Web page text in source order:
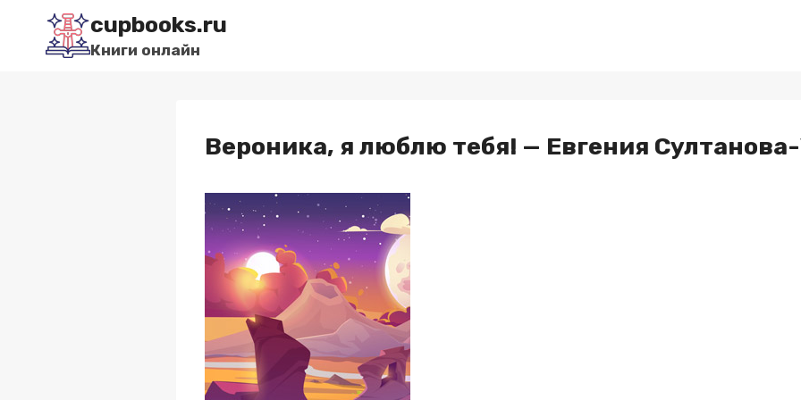
Перейти
содержимому
cupbooks.ru
Книги онлайн
Вероника, я люблю тебя! — Евгения